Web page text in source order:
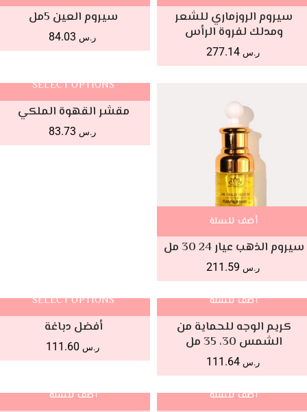
سيروم الروزماري للشعر
ومدلك لفروة الرأس
ر.س 277.14
سيروم العين 5مل
ر.س
أضف للسلة
سيروم الذهب عيار 24 30 مل
ر.س
SELECT OPTIONS
مقشر القهوة الملكي
ر.س
أضف للسلة
كريم الوجه للحماية من
الشمس 30، 35 مل
ر.س 111.64
SELECT OPTIONS
أفضل دباغة
ر.س
أضف للسلة أضف للسلة